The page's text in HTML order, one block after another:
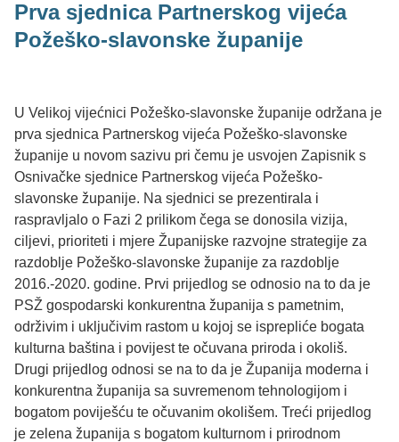
Prva sjednica Partnerskog vijeća
Požeško-slavonske županije
U Velikoj vijećnici Požeško-slavonske županije održana je
prva sjednica Partnerskog vijeća Požeško-slavonske
županije u novom sazivu pri čemu je usvojen Zapisnik s
Osnivačke sjednice Partnerskog vijeća Požeško-
slavonske županije. Na sjednici se prezentirala i
raspravljalo o Fazi 2 prilikom čega se donosila vizija,
ciljevi, prioriteti i mjere Županijske razvojne strategije za
razdoblje Požeško-slavonske županije za razdoblje
2016.-2020. godine. Prvi prijedlog se odnosio na to da je
PSŽ gospodarski konkurentna županija s pametnim,
održivim i uključivim rastom u kojoj se isprepliće bogata
kulturna baština i povijest te očuvana priroda i okoliš.
Drugi prijedlog odnosi se na to da je Županija moderna i
konkurentna županija sa suvremenom tehnologijom i
bogatom poviješću te očuvanim okolišem. Treći prijedlog
je zelena županija s bogatom kulturnom i prirodnom